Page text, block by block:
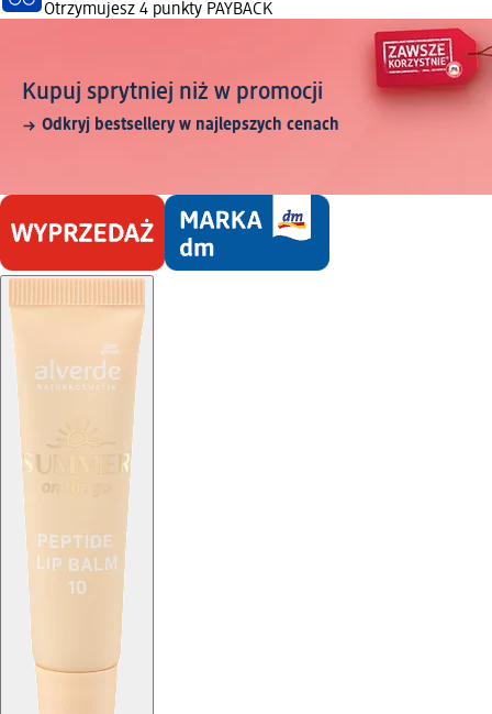
Otrzymujesz 4 punkty PAYBACK
Kupuj sprytniej niż w promocji
Odkryj bestsellery w najlepszych cenach